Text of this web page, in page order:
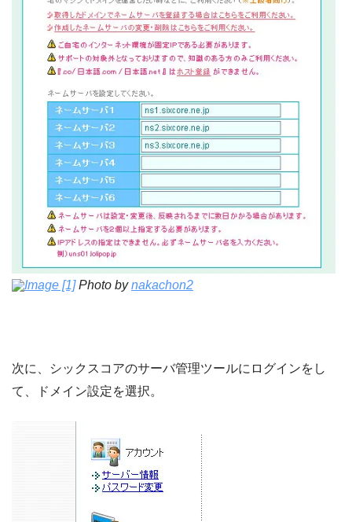
Image [1]Photo bynakachon2
次に、シックスコアのサーバ管理ツールにログインをし
て、ドメイン設定を選択。